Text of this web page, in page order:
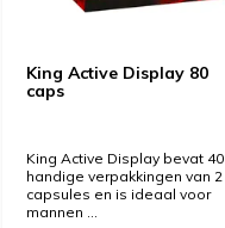
King Active Display 80
caps
King Active Display bevat 40
handige verpakkingen van 2
capsules en is ideaal voor
mannen ...